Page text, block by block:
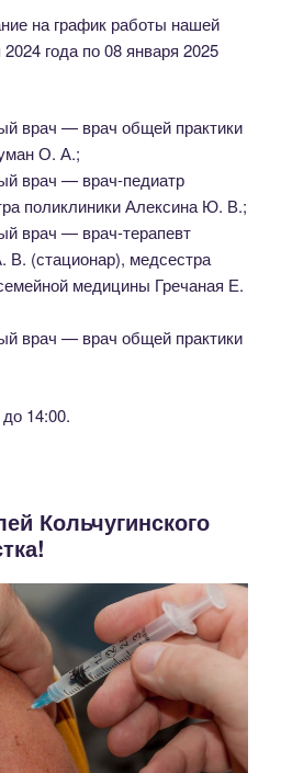
на график работы нашей
года по 08 января 2025
врач — врач общей практики
О. А.;
врач — врач-педиатр
поликлиники Алексина Ю. В.;
врач — врач-терапевт
В. (стационар), медсестра
медицины Гречаная Е.
врач — врач общей практики
14:00.
Кольчугинского